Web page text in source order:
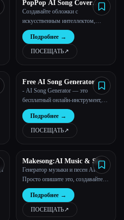
PopPop AI Song Cover
Generator
Создавайте обложки с
искусственным интеллектом,
используя свой любимый голос
онлайн бесплатно
Подробнее →
ПОСЕЩАТЬ↗︎
Free AI Song Generator
- AI Song Generator — это
бесплатный онлайн-инструмент,
который превращает ваши идеи в
песни профессионального качества
с использованием передовых
технологий искусственного
Подробнее →
ПОСЕЩАТЬ↗︎
Makesong:AI Music & Song
Generator
Генератор музыки и песен AI.
Просто опишите это, создавайте
песни за считанные секунды.
Создавайте высококачественную
музыку за считанные секунды
Подробнее →
ПОСЕЩАТЬ↗︎